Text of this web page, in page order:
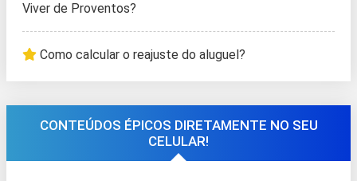
Viver de Proventos?
Como calcular o reajuste do aluguel?
CONTEÚDOS ÉPICOS DIRETAMENTE NO SEU
CELULAR!